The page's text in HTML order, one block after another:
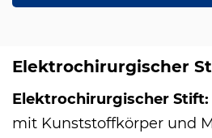
Elektrochirurgischer
Elektrochirurgischer Stift:
mit Kunststoffkörper und